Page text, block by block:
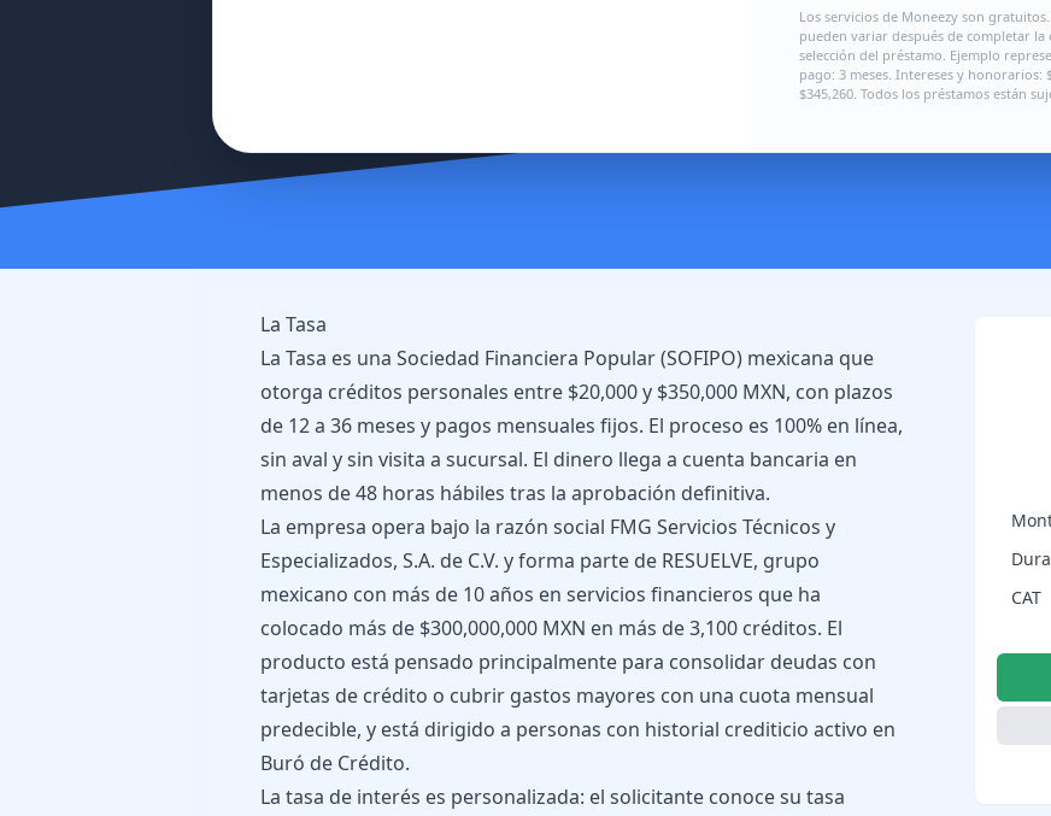
Los servicios de Moneezy son
pueden variar después de completar
selección del préstamo. Ejemplo
pago: 3 meses. Intereses y honorarios:
$345,260. Todos los préstamos están
CAT
La Tasa
La Tasa es una Sociedad Financiera Popular (SOFIPO) mexicana que
otorga créditos personales entre $20,000 y $350,000 MXN, con plazos
de 12 a 36 meses y pagos mensuales fijos. El proceso es 100% en línea,
sin aval y sin visita a sucursal. El dinero llega a cuenta bancaria en
menos de 48 horas hábiles tras la aprobación definitiva.
La empresa opera bajo la razón social FMG Servicios Técnicos y
Especializados, S.A. de C.V. y forma parte de RESUELVE, grupo
mexicano con más de 10 años en servicios financieros que ha
colocado más de $300,000,000 MXN en más de 3,100 créditos. El
producto está pensado principalmente para consolidar deudas con
tarjetas de crédito o cubrir gastos mayores con una cuota mensual
predecible, y está dirigido a personas con historial crediticio activo en
Buró de Crédito.
La tasa de interés es personalizada: el solicitante conoce su tasa